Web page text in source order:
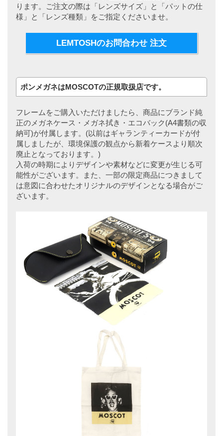
ります。ご注文の際は「レンズサイズ」と「パットの仕
様」と「レンズ種類」をご指定くださいませ。
LEMTOSHのお問合わせ 注文
ポンメガネはMOSCOTの正規取扱店です。
フレームをご購入いただけましたら、商品にブランド純
正のメガネケース・メガネ拭き・エコバック(A4書類の収
納可)が付属します。(以前はギャランティーカードが付
属しましたが、環境保護の観点から新着ケースより順次
廃止となっております。)
入荷の時期によりデザインや素材などに変更が生じる可
能性がございます。また、一部の限定商品につきまして
は意図に合わせたオリジナルのデザインとなる場合がご
ざいます。